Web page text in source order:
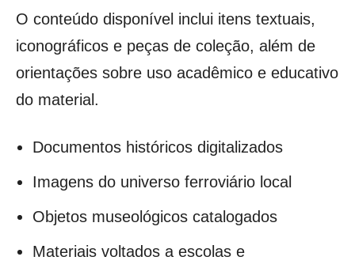
O conteúdo disponível inclui itens textuais,
iconográficos e peças de coleção, além de
orientações sobre uso acadêmico e educativo
do material.
Documentos históricos digitalizados
Imagens do universo ferroviário local
Objetos museológicos catalogados
Materiais voltados a escolas e